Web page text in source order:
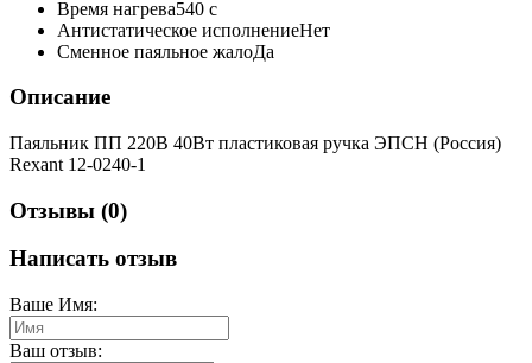
Время нагрева540 с
Антистатическое исполнениеНет
Сменное паяльное жалоДа
Описание
Паяльник ПП 220В 40Вт пластиковая ручка ЭПСН (Россия)
Rexant 12-0240-1
Отзывы (0)
Написать отзыв
Ваше Имя:
Ваш отзыв: